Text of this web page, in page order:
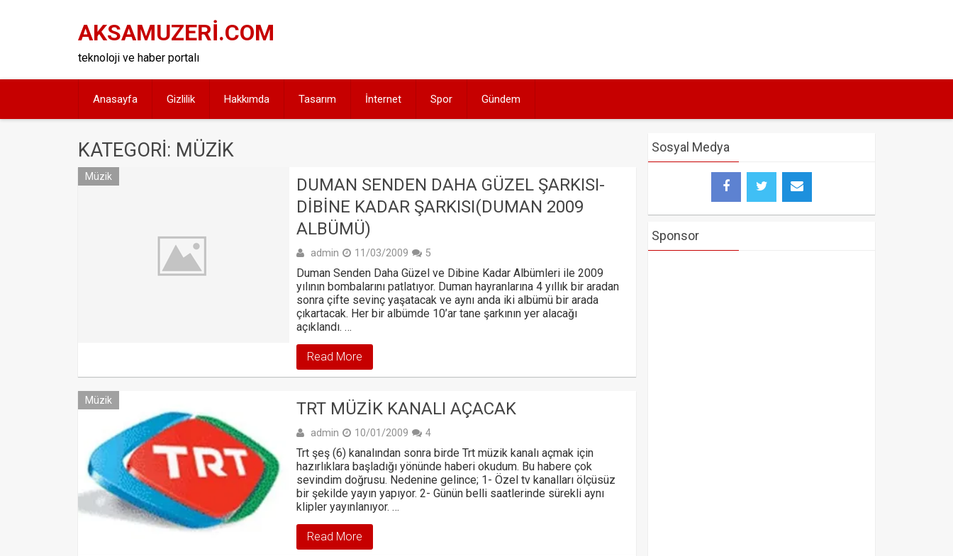
AKSAMUZERİ.COM
teknoloji ve haber portalı
Anasayfa Gizlilik Hakkımda Tasarım İnternet Spor Gündem
KATEGORI: MÜZIK
Müzik
DUMAN SENDEN DAHA GÜZEL ŞARKISI-
DIBINE KADAR ŞARKISI(DUMAN 2009
ALBÜMÜ)
admin 11/03/2009 5
Duman Senden Daha Güzel ve Dibine Kadar Albümleri ile 2009
yılının bombalarını patlatıyor. Duman hayranlarına 4 yıllık bir aradan
sonra çifte sevinç yaşatacak ve aynı anda iki albümü bir arada
çıkartacak. Her bir albümde 10’ar tane şarkının yer alacağı
açıklandı. …
Read More
Müzik TRT MÜZIK KANALI AÇACAK
admin 10/01/2009 4
Trt şeş (6) kanalından sonra birde Trt müzik kanalı açmak için
hazırlıklara başladığı yönünde haberi okudum. Bu habere çok
sevindim doğrusu. Nedenine gelince; 1- Özel tv kanalları ölçüsüz
bir şekilde yayın yapıyor. 2- Günün belli saatlerinde sürekli aynı
klipler yayınlanıyor. …
Read More
Sosyal Medya
Sponsor